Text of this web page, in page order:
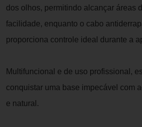
dos olhos, permitindo alcançar áreas
facilidade, enquanto o cabo
proporciona controle ideal durante a
Multifuncional e de uso profissional,
conquistar uma base impecável com
e natural.